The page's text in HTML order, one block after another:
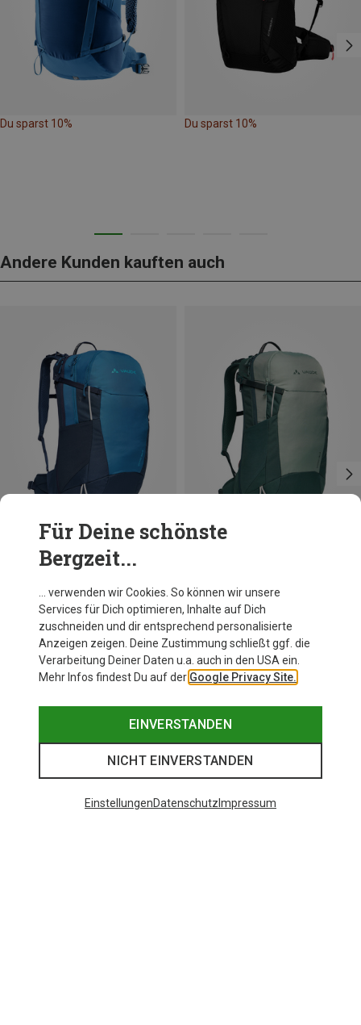
Du sparst 10% Du sparst 10%
Andere Kunden kauften auch
Du sparst 25%
Für Deine schönste
Bergzeit...
… verwenden wir Cookies. So können wir unsere
Services für Dich optimieren, Inhalte auf Dich
zuschneiden und dir entsprechend personalisierte
Anzeigen zeigen. Deine Zustimmung schließt ggf. die
Verarbeitung Deiner Daten u.a. auch in den USA ein.
Mehr Infos findest Du auf der Google Privacy Site.
EINVERSTANDEN
NICHT EINVERSTANDEN
EinstellungenDatenschutz Impressum